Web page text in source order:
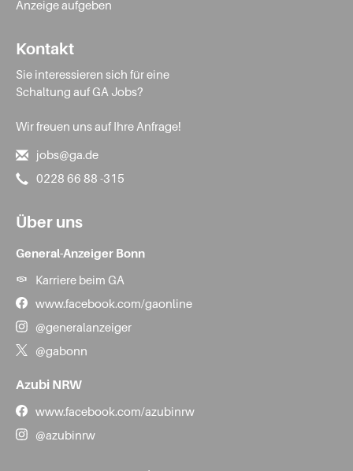
Anzeige aufgeben
Kontakt
Sie interessieren sich für eine
Schaltung auf GA Jobs?
Wir freuen uns auf Ihre Anfrage!
jobs@ga.de
0228 66 88 -315
Über uns
General-Anzeiger Bonn
Karriere beim GA
www.facebook.com/gaonline
@generalanzeiger
@gabonn
Azubi NRW
www.facebook.com/azubinrw
@azubinrw